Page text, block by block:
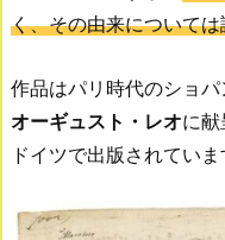
く、その由来について
作品はパリ時代のショ
オーギュスト・レオに
ドイツで出版されていま